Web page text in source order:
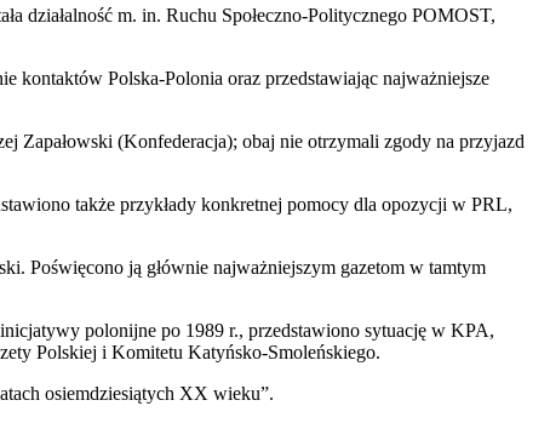
działalność m. in. Ruchu Społeczno-Politycznego POMOST,
kontaktów Polska-Polonia oraz przedstawiając najważniejsze
Zapałowski (Konfederacja); obaj nie otrzymali zgody na przyjazd
także przykłady konkretnej pomocy dla opozycji w PRL,
Poświęcono ją głównie najważniejszym gazetom w tamtym
polonijne po 1989 r., przedstawiono sytuację w KPA,
Polskiej i Komitetu Katyńsko-Smoleńskiego.
osiemdziesiątych XX wieku”.